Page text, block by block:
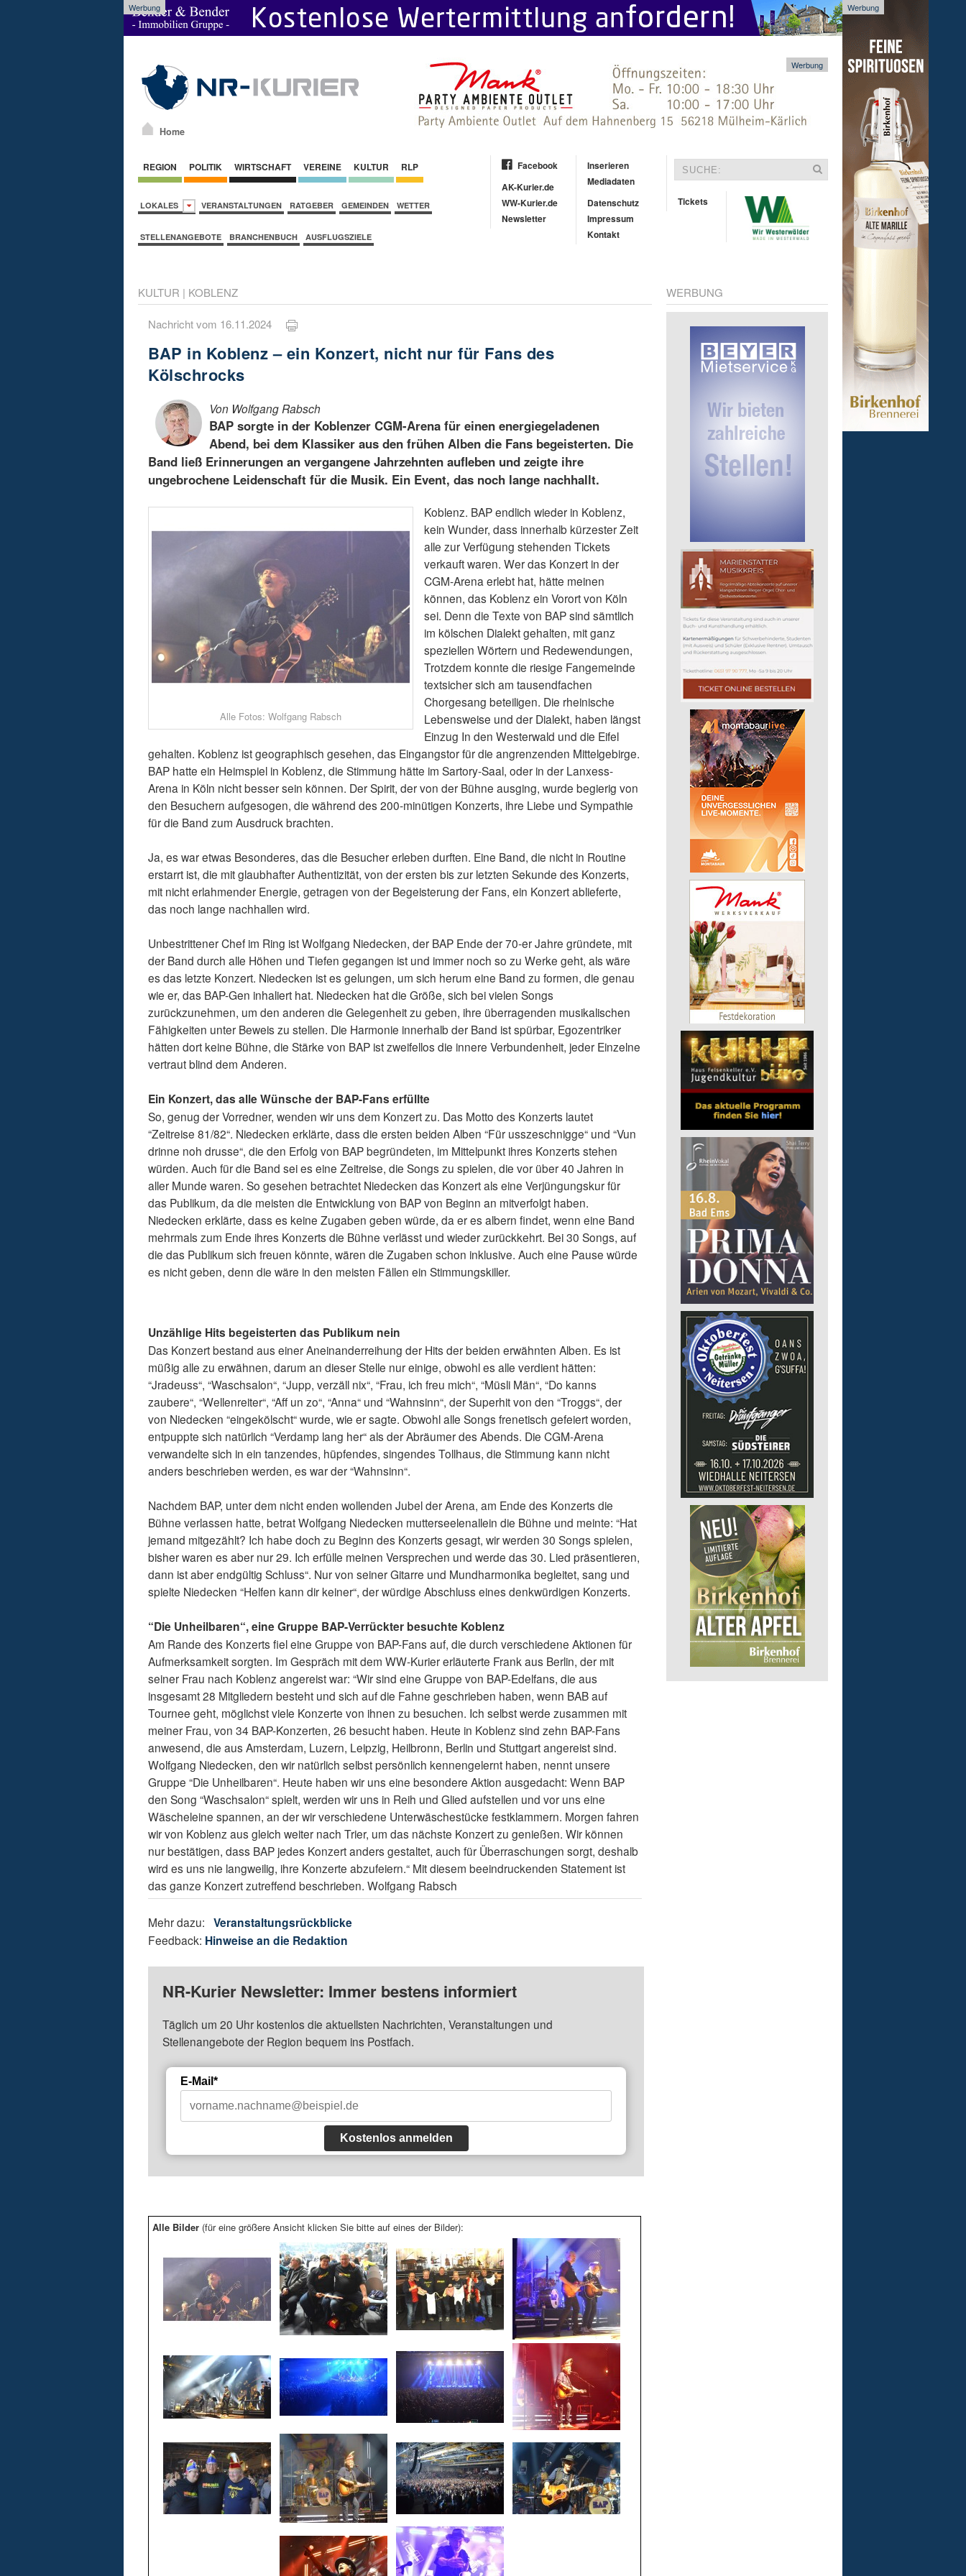
Werbung Werbung
Home
Werbung
REGION POLITIK WIRTSCHAFT VEREINE KULTUR RLP
LOKALES VERANSTALTUNGEN RATGEBER GEMEINDEN WETTER
STELLENANGEBOTE BRANCHENBUCH AUSFLUGSZIELE
Facebook
AK-Kurier.de
WW-Kurier.de
Newsletter
Inserieren
Mediadaten
Datenschutz
Impressum
Kontakt
Tickets
KULTUR | KOBLENZ
Nachricht vom 16.11.2024
BAP in Koblenz – ein Konzert, nicht nur für Fans des
Kölschrocks
Von Wolfgang Rabsch
BAP sorgte in der Koblenzer CGM-Arena für einen energiegeladenen
Abend, bei dem Klassiker aus den frühen Alben die Fans begeisterten. Die
Band ließ Erinnerungen an vergangene Jahrzehnten aufleben und zeigte ihre
ungebrochene Leidenschaft für die Musik. Ein Event, das noch lange nachhallt.
Alle Fotos: Wolfgang Rabsch
Koblenz. BAP endlich wieder in Koblenz,
kein Wunder, dass innerhalb kürzester Zeit
alle zur Verfügung stehenden Tickets
verkauft waren. Wer das Konzert in der
CGM-Arena erlebt hat, hätte meinen
können, das Koblenz ein Vorort von Köln
sei. Denn die Texte von BAP sind sämtlich
im kölschen Dialekt gehalten, mit ganz
speziellen Wörtern und Redewendungen,
Trotzdem konnte die riesige Fangemeinde
textsicher sich am tausendfachen
Chorgesang beteiligen. Die rheinische
Lebensweise und der Dialekt, haben längst
Einzug In den Westerwald und die Eifel
gehalten. Koblenz ist geographisch gesehen, das Eingangstor für die angrenzenden Mittelgebirge.
BAP hatte ein Heimspiel in Koblenz, die Stimmung hätte im Sartory-Saal, oder in der Lanxess-
Arena in Köln nicht besser sein können. Der Spirit, der von der Bühne ausging, wurde begierig von
den Besuchern aufgesogen, die während des 200-minütigen Konzerts, ihre Liebe und Sympathie
für die Band zum Ausdruck brachten.
Ja, es war etwas Besonderes, das die Besucher erleben durften. Eine Band, die nicht in Routine
erstarrt ist, die mit glaubhafter Authentizität, von der ersten bis zur letzten Sekunde des Konzerts,
mit nicht erlahmender Energie, getragen von der Begeisterung der Fans, ein Konzert ablieferte,
das noch lange nachhallen wird.
Unbestrittener Chef im Ring ist Wolfgang Niedecken, der BAP Ende der 70-er Jahre gründete, mit
der Band durch alle Höhen und Tiefen gegangen ist und immer noch so zu Werke geht, als wäre
es das letzte Konzert. Niedecken ist es gelungen, um sich herum eine Band zu formen, die genau
wie er, das BAP-Gen inhaliert hat. Niedecken hat die Größe, sich bei vielen Songs
zurückzunehmen, um den anderen die Gelegenheit zu geben, ihre überragenden musikalischen
Fähigkeiten unter Beweis zu stellen. Die Harmonie innerhalb der Band ist spürbar, Egozentriker
hätten dort keine Bühne, die Stärke von BAP ist zweifellos die innere Verbundenheit, jeder Einzelne
vertraut blind dem Anderen.
Ein Konzert, das alle Wünsche der BAP-Fans erfüllte
So, genug der Vorredner, wenden wir uns dem Konzert zu. Das Motto des Konzerts lautet
“Zeitreise 81/82“. Niedecken erklärte, dass die ersten beiden Alben “Für usszeschnigge“ und “Vun
drinne noh drusse“, die den Erfolg von BAP begründeten, im Mittelpunkt ihres Konzerts stehen
würden. Auch für die Band sei es eine Zeitreise, die Songs zu spielen, die vor über 40 Jahren in
aller Munde waren. So gesehen betrachtet Niedecken das Konzert als eine Verjüngungskur für
das Publikum, da die meisten die Entwicklung von BAP von Beginn an mitverfolgt haben.
Niedecken erklärte, dass es keine Zugaben geben würde, da er es albern findet, wenn eine Band
mehrmals zum Ende ihres Konzerts die Bühne verlässt und wieder zurückkehrt. Bei 30 Songs, auf
die das Publikum sich freuen könnte, wären die Zugaben schon inklusive. Auch eine Pause würde
es nicht geben, denn die wäre in den meisten Fällen ein Stimmungskiller.
Unzählige Hits begeisterten das Publikum nein
Das Konzert bestand aus einer Aneinanderreihung der Hits der beiden erwähnten Alben. Es ist
müßig alle zu erwähnen, darum an dieser Stelle nur einige, obwohl es alle verdient hätten:
“Jradeuss“, “Waschsalon“, “Jupp, verzäll nix“, “Frau, ich freu mich“, “Müsli Män“, “Do kanns
zaubere“, “Wellenreiter“, “Aff un zo“, “Anna“ und “Wahnsinn“, der Superhit von den “Troggs“, der
von Niedecken “eingekölscht“ wurde, wie er sagte. Obwohl alle Songs frenetisch gefeiert worden,
entpuppte sich natürlich “Verdamp lang her“ als der Abräumer des Abends. Die CGM-Arena
verwandelte sich in ein tanzendes, hüpfendes, singendes Tollhaus, die Stimmung kann nicht
anders beschrieben werden, es war der “Wahnsinn“.
Nachdem BAP, unter dem nicht enden wollenden Jubel der Arena, am Ende des Konzerts die
Bühne verlassen hatte, betrat Wolfgang Niedecken mutterseelenallein die Bühne und meinte: “Hat
jemand mitgezählt? Ich habe doch zu Beginn des Konzerts gesagt, wir werden 30 Songs spielen,
bisher waren es aber nur 29. Ich erfülle meinen Versprechen und werde das 30. Lied präsentieren,
dann ist aber endgültig Schluss“. Nur von seiner Gitarre und Mundharmonika begleitet, sang und
spielte Niedecken “Helfen kann dir keiner“, der würdige Abschluss eines denkwürdigen Konzerts.
“Die Unheilbaren“, eine Gruppe BAP-Verrückter besuchte Koblenz
Am Rande des Konzerts fiel eine Gruppe von BAP-Fans auf, die durch verschiedene Aktionen für
Aufmerksamkeit sorgten. Im Gespräch mit dem WW-Kurier erläuterte Frank aus Berlin, der mit
seiner Frau nach Koblenz angereist war: “Wir sind eine Gruppe von BAP-Edelfans, die aus
insgesamt 28 Mitgliedern besteht und sich auf die Fahne geschrieben haben, wenn BAB auf
Tournee geht, möglichst viele Konzerte von ihnen zu besuchen. Ich selbst werde zusammen mit
meiner Frau, von 34 BAP-Konzerten, 26 besucht haben. Heute in Koblenz sind zehn BAP-Fans
anwesend, die aus Amsterdam, Luzern, Leipzig, Heilbronn, Berlin und Stuttgart angereist sind.
Wolfgang Niedecken, den wir natürlich selbst persönlich kennengelernt haben, nennt unsere
Gruppe “Die Unheilbaren“. Heute haben wir uns eine besondere Aktion ausgedacht: Wenn BAP
den Song “Waschsalon“ spielt, werden wir uns in Reih und Glied aufstellen und vor uns eine
Wäscheleine spannen, an der wir verschiedene Unterwäschestücke festklammern. Morgen fahren
wir von Koblenz aus gleich weiter nach Trier, um das nächste Konzert zu genießen. Wir können
nur bestätigen, dass BAP jedes Konzert anders gestaltet, auch für Überraschungen sorgt, deshalb
wird es uns nie langweilig, ihre Konzerte abzufeiern.“ Mit diesem beeindruckenden Statement ist
das ganze Konzert zutreffend beschrieben. Wolfgang Rabsch
Mehr dazu:Veranstaltungsrückblicke
Feedback: Hinweise an die Redaktion
NR-Kurier Newsletter: Immer bestens informiert
Täglich um 20 Uhr kostenlos die aktuellsten Nachrichten, Veranstaltungen und
Stellenangebote der Region bequem ins Postfach.
E-Mail*
Kostenlos anmelden
Alle Bilder (für eine größere Ansicht klicken Sie bitte auf eines der Bilder):
WERBUNG